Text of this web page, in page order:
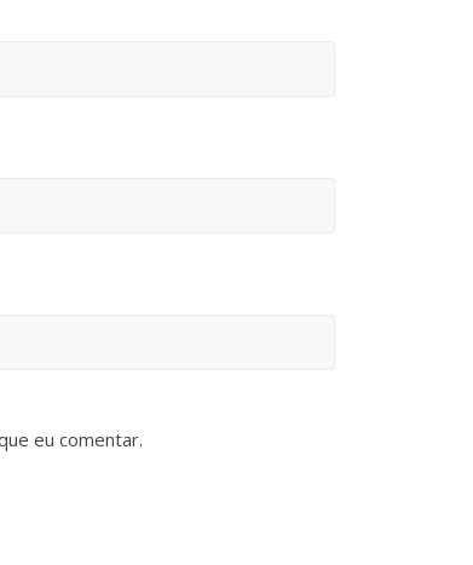
eu comentar.